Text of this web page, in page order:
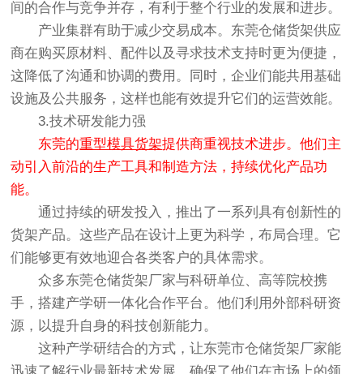
间的合作与竞争并存，有利于整个行业的发展和进步。
产业集群有助于减少交易成本。东莞仓储货架供应
商在购买原材料、配件以及寻求技术支持时更为便捷，
这降低了沟通和协调的费用。同时，企业们能共用基础
设施及公共服务，这样也能有效提升它们的运营效能。
3.技术研发能力强
东莞的重型模具货架提供商重视技术进步。他们主
动引入前沿的生产工具和制造方法，持续优化产品功
能。
通过持续的研发投入，推出了一系列具有创新性的
货架产品。这些产品在设计上更为科学，布局合理。它
们能够更有效地迎合各类客户的具体需求。
众多东莞仓储货架厂家与科研单位、高等院校携
手，搭建产学研一体化合作平台。他们利用外部科研资
源，以提升自身的科技创新能力。
这种产学研结合的方式，让东莞市仓储货架厂家能
迅速了解行业最新技术发展，确保了他们在市场上的领